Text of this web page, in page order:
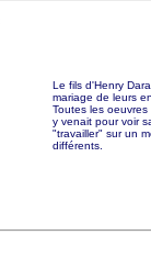
Le fils d'Henry
mariage de leurs
Toutes les
y venait pour voir
"travailler" sur un
différents.